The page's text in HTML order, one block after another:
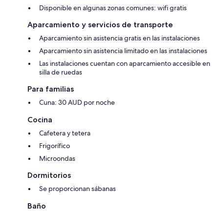
Disponible en algunas zonas comunes: wifi gratis
Aparcamiento y servicios de transporte
Aparcamiento sin asistencia gratis en las instalaciones
Aparcamiento sin asistencia limitado en las instalaciones
Las instalaciones cuentan con aparcamiento accesible en
silla de ruedas
Para familias
Cuna: 30 AUD por noche
Cocina
Cafetera y tetera
Frigorífico
Microondas
Dormitorios
Se proporcionan sábanas
Baño